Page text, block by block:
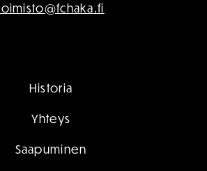
Historia
Yhteys
Saapuminen